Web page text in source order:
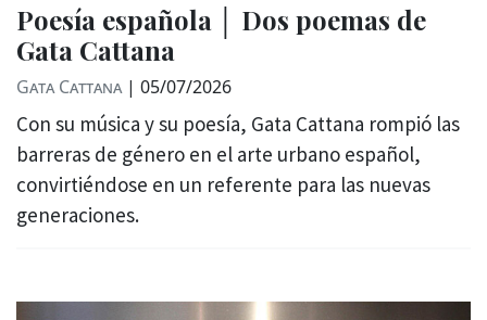
Poesía española │ Dos poemas de
Gata Cattana
Gata Cattana | 05/07/2026
Con su música y su poesía, Gata Cattana rompió las
barreras de género en el arte urbano español,
convirtiéndose en un referente para las nuevas
generaciones.